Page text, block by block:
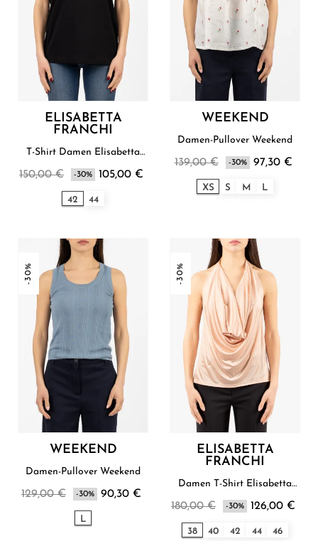
ELISABETTA
FRANCHI
T-Shirt Damen Elisabetta
150,00 € -30% 105,00 €
42 44
WEEKEND
Damen-Pullover Weekend
139,00 € -30% 97,30 €
XS S M L
-30%
WEEKEND
Damen-Pullover Weekend
129,00 € -30% 90,30 €
L
-30%
ELISABETTA
FRANCHI
Damen T-Shirt Elisabetta
180,00 € -30% 126,00 €
38 40 42 44 46